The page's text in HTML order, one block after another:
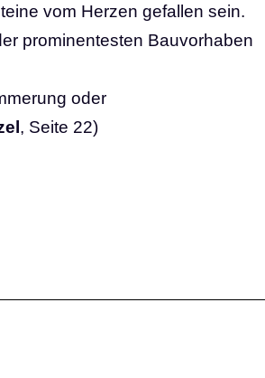
vom Herzen gefallen sein.
prominentesten Bauvorhaben
oder
, Seite 22)